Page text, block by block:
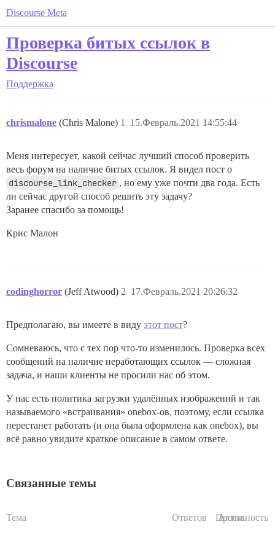
Discourse Meta
Проверка битых ссылок в
Discourse
Поддержка
chrismalone (Chris Malone) 15.Февраль.2021 14:55:44
1
Меня интересует, какой сейчас лучший способ проверить
весь форум на наличие битых ссылок. Я видел пост о
discourse_link_checker , но ему уже почти два года. Есть
ли сейчас другой способ решить эту задачу?
Заранее спасибо за помощь!
Крис Малон
codinghorror (Jeff Atwood) 17.Февраль.2021 20:26:32
2
Предполагаю, вы имеете в виду этот пост?
Сомневаюсь, что с тех пор что-то изменилось. Проверка всех
сообщений на наличие неработающих ссылок — сложная
задача, и наши клиенты не просили нас об этом.
У нас есть политика загрузки удалённых изображений и так
называемого «встраивания» onebox-ов, поэтому, если ссылка
перестанет работать (и она была оформлена как onebox), вы
всё равно увидите краткое описание в самом ответе.
Связанные темы
Тема Ответов Просм.
Активность